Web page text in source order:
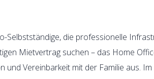
Selbstständige, die professionelle
Mietvertrag suchen – das Home
und Vereinbarkeit mit der Familie aus.